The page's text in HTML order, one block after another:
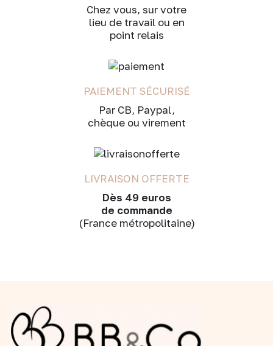
Chez vous, sur votre
lieu de travail ou en
point relais
PAIEMENT SÉCURISÉ
Par CB, Paypal,
chèque ou virement
LIVRAISON OFFERTE
Dès 49 euros
de commande
(France métropolitaine)